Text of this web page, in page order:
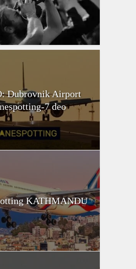
Dubrovnik Airport
7 deo
KATHMANDU